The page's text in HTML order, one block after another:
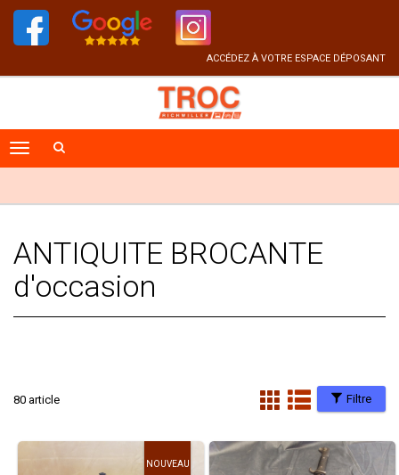
ACCÉDEZ À VOTRE ESPACE DÉPOSANT
ANTIQUITE BROCANTE
d'occasion
Filtre
80 article
NOUVEAU